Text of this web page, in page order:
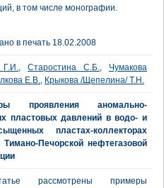
в том числе монографии.
в печать 18.02.2008
, Старостина С.Б., Чумакова
Е.В., Крыкова /Щепелина/ Т.Н.
проявления аномально-
пластовых давлений в водо- и
пластах-коллекторах
Тимано-Печорской нефтегазовой
рассмотрены примеры